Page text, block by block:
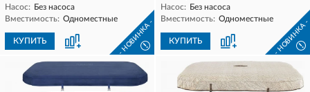
Насос: Без насоса
Вместимость: Одноместные
КУПИТЬ - НОВИНКА -
!
Насос: Без насоса
Вместимость: Одноместные
КУПИТЬ - НОВИНКА -
!